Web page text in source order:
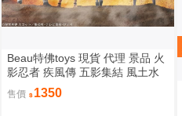
Beau特佛toys 現貨 代理 景品 火
影忍者 疾風傳 五影集結 風土水
影 我愛羅 大野木 照美冥 0302
售價 1350